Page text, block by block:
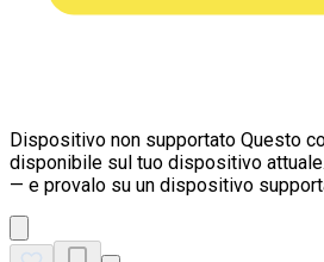
Dispositivo non supportato Questo
disponibile sul tuo dispositivo
— e provalo su un dispositivo